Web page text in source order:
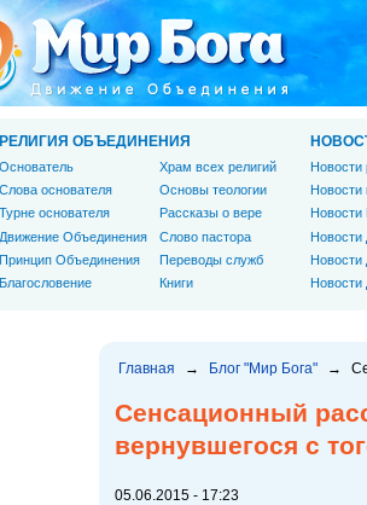
Главная → Блог "Мир Бога" →
Сенсационный
вернувшегося с
05.06.2015 - 17:23
РЕЛИГИЯ ОБЪЕДИНЕНИЯ
Основатель
Слова основателя
Турне основателя
Движение Объединения
Принцип Объединения
Благословение
Храм всех религий
Основы теологии
Рассказы о вере
Слово пастора
Переводы служб
Книги
Новости
Новости